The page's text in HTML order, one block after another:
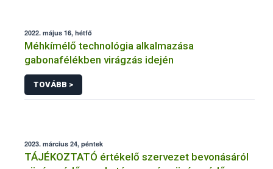
2022. május 16, hétfő
Méhkímélő technológia alkalmazása
gabonafélékben virágzás idején
TOVÁBB >
2023. március 24, péntek
TÁJÉKOZTATÓ értékelő szervezet bevonásáról